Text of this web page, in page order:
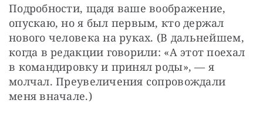
Подробности, щадя ваше воображение,
опускаю, но я был первым, кто держал
нового человека на руках. (В дальнейшем,
когда в редакции говорили: «А этот поехал
в командировку и принял роды», — я
молчал. Преувеличения сопровождали
меня вначале.)